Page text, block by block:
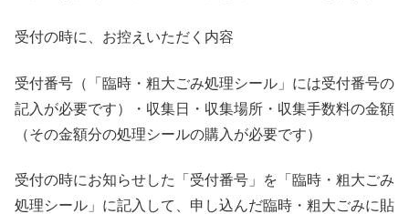
受付の時に、お控えいただく内容
受付番号（「臨時・粗大ごみ処理シール」には受付番号の
記入が必要です）・収集日・収集場所・収集手数料の金額
（その金額分の処理シールの購入が必要です）
受付の時にお知らせした「受付番号」を「臨時・粗大ごみ
処理シール」に記入して、申し込んだ臨時・粗大ごみに貼